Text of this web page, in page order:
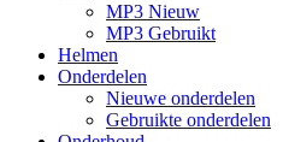
MP3 Nieuw
MP3 Gebruikt
Helmen
Onderdelen
Nieuwe onderdelen
Gebruikte onderdelen